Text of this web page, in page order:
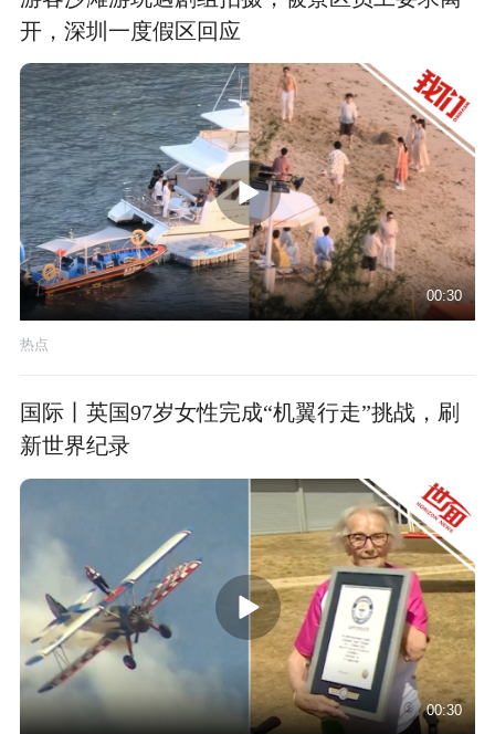
开，深圳一度假区回应
00:30
热点
国际丨英国97岁女性完成“机翼行走”挑战，刷
新世界纪录
00:30